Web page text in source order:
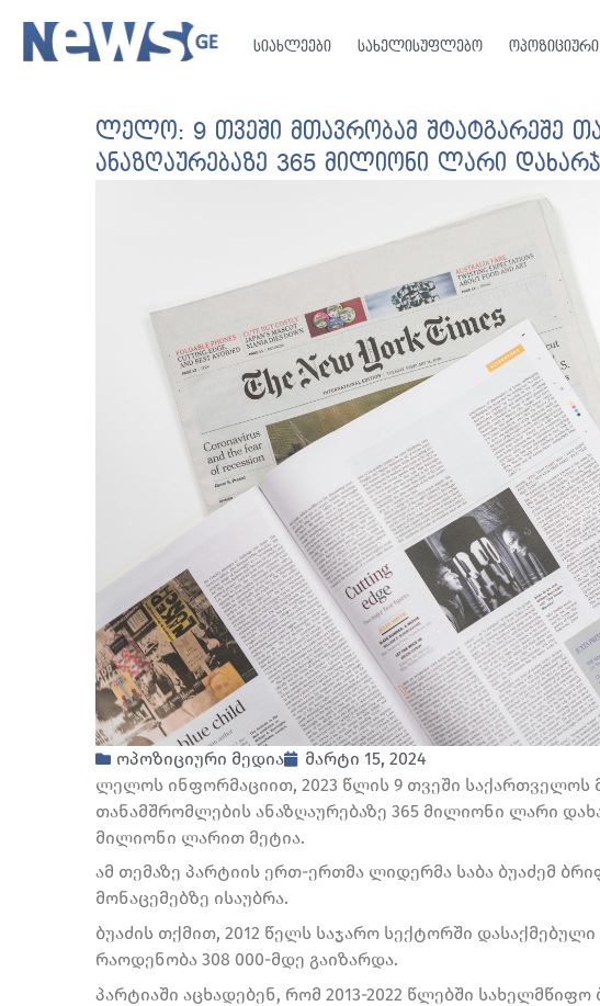
სიახლეები სახელისუფლებო ოპოზიციური
ლელო: 9 თვეში მთავრობამ შტატგარეშე
ანაზღაურებაზე 365 მილიონი ლარი
ოპოზიციური მედია
მარტი 15, 2024
ლელოს ინფორმაციით, 2023 წლის 9 თვეში საქართველოს
თანამშრომლების ანაზღაურებაზე 365 მილიონი ლარი
მილიონი ლარით მეტია.
ამ თემაზე პარტიის ერთ-ერთმა ლიდერმა საბა ბუაძემ
მონაცემებზე ისაუბრა.
ბუაძის თქმით, 2012 წელს საჯარო სექტორში დასაქმებული
რაოდენობა 308 000-მდე გაიზარდა.
პარტიაში აცხადებენ, რომ 2013-2022 წლებში